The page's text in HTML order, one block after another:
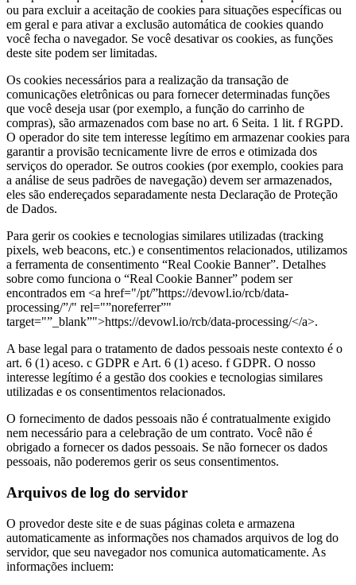
ou para excluir a aceitação de cookies para situações específicas ou
em geral e para ativar a exclusão automática de cookies quando
você fecha o navegador. Se você desativar os cookies, as funções
deste site podem ser limitadas.
Os cookies necessários para a realização da transação de
comunicações eletrônicas ou para fornecer determinadas funções
que você deseja usar (por exemplo, a função do carrinho de
compras), são armazenados com base no art. 6 Seita. 1 lit. f RGPD.
O operador do site tem interesse legítimo em armazenar cookies para
garantir a provisão tecnicamente livre de erros e otimizada dos
serviços do operador. Se outros cookies (por exemplo, cookies para
a análise de seus padrões de navegação) devem ser armazenados,
eles são endereçados separadamente nesta Declaração de Proteção
de Dados.
Para gerir os cookies e tecnologias similares utilizadas (tracking
pixels, web beacons, etc.) e consentimentos relacionados, utilizamos
a ferramenta de consentimento “Real Cookie Banner”. Detalhes
sobre como funciona o “Real Cookie Banner” podem ser
encontrados em <a href="/pt/”https://devowl.io/rcb/data-
processing/”/" rel="”noreferrer”"
target="”_blank”">https://devowl.io/rcb/data-processing/</a>.
A base legal para o tratamento de dados pessoais neste contexto é o
art. 6 (1) aceso. c GDPR e Art. 6 (1) aceso. f GDPR. O nosso
interesse legítimo é a gestão dos cookies e tecnologias similares
utilizadas e os consentimentos relacionados.
O fornecimento de dados pessoais não é contratualmente exigido
nem necessário para a celebração de um contrato. Você não é
obrigado a fornecer os dados pessoais. Se não fornecer os dados
pessoais, não poderemos gerir os seus consentimentos.
Arquivos de log do servidor
O provedor deste site e de suas páginas coleta e armazena
automaticamente as informações nos chamados arquivos de log do
servidor, que seu navegador nos comunica automaticamente. As
informações incluem: